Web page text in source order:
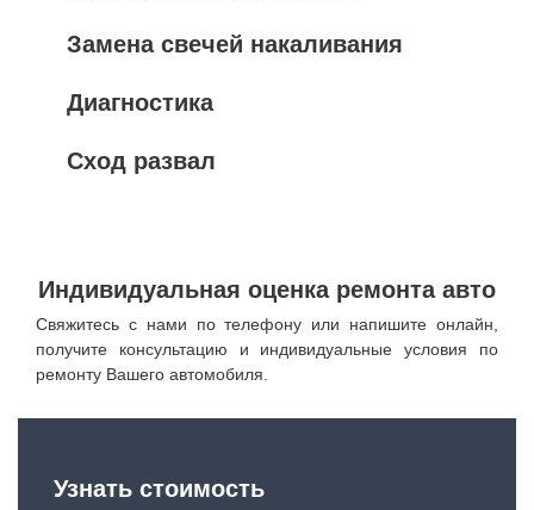
Замена свечей накаливания
Диагностика
Сход развал
Индивидуальная оценка ремонта авто
Свяжитесь с нами по телефону или напишите онлайн,
получите консультацию и индивидуальные условия по
ремонту Вашего автомобиля.
Узнать стоимость